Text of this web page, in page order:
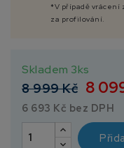
*V případě vrácení
za profilování.
Skladem 3ks
8 999 Kč 8
6 693 Kč bez DPH